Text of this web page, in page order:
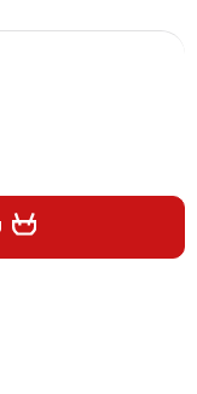
účet
ve lhůtě 14 dní